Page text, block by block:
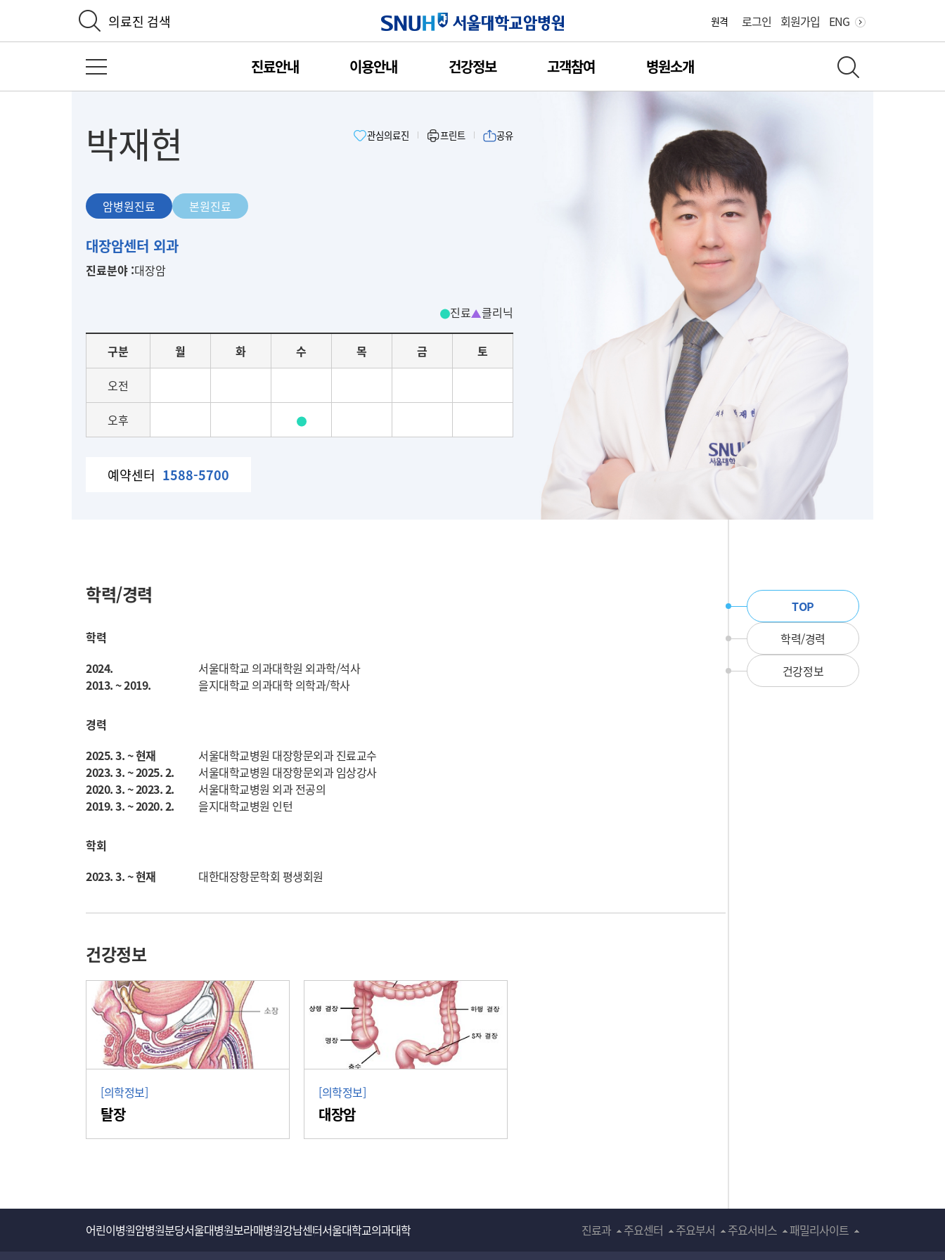
원격 로그인 회원가입 ENG
의료진 검색
진료안내 이용안내 건강정보 고객참여 병원소개
박재현 관심의료진 프린트 공유
암병원진료 본원진료
암
원
대장암센터 외과
진료분야 :대장암
진료
클리닉
별
료
정
구분 월 화 수 목 금 토
오전
오후
예약센터 1588-5700
학력/경력
학력
2024.
서울대학교 의과대학원 외과학/석사
2013. ~ 2019.
을지대학교 의과대학 의학과/학사
경력
2025. 3. ~ 현재
서울대학교병원 대장항문외과 진료교수
2023. 3. ~ 2025. 2.
서울대학교병원 대장항문외과 임상강사
2020. 3. ~ 2023. 2.
서울대학교병원 외과 전공의
2019. 3. ~ 2020. 2.
을지대학교병원 인턴
학회
2023. 3. ~ 현재
대한대장항문학회 평생회원
건강정보
[의학정보]
탈장
[의학정보]
대장암
뉴
TOP
학력/경력
건강정보
어린이병원암병원분당서울대병원보라매병원강남센터서울대학교의과대학 진료과 주요센터 주요부서 주요서비스 패밀리사이트